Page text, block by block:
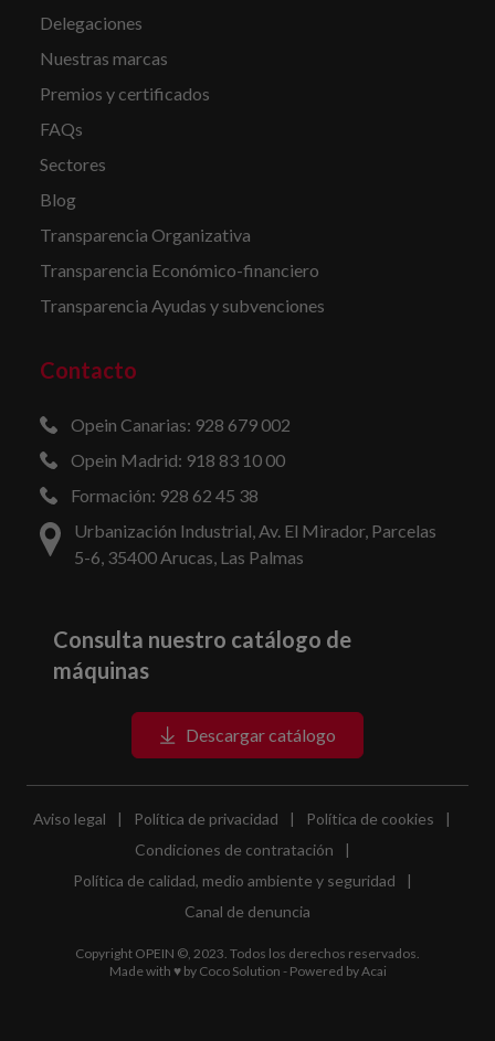
Delegaciones
Nuestras marcas
Premios y certificados
FAQs
Sectores
Blog
Transparencia Organizativa
Transparencia Económico-financiero
Transparencia Ayudas y subvenciones
Contacto
Opein Canarias: 928 679 002
Opein Madrid: 918 83 10 00
Formación: 928 62 45 38
Urbanización Industrial, Av. El Mirador, Parcelas
5-6, 35400 Arucas, Las Palmas
Consulta nuestro catálogo de
máquinas
Descargar catálogo
Aviso legal | Política de privacidad | Política de cookies
|
Condiciones de contratación
|
Política de calidad, medio ambiente y seguridad
|
Canal de denuncia
Copyright OPEIN ©, 2023. Todos los derechos reservados.
Made with ♥ by Coco Solution - Powered byAcai